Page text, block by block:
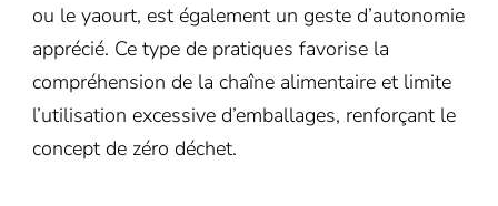
ou le yaourt, est également un geste d’autonomie
apprécié. Ce type de pratiques favorise la
compréhension de la chaîne alimentaire et limite
l’utilisation excessive d’emballages, renforçant le
concept de zéro déchet.